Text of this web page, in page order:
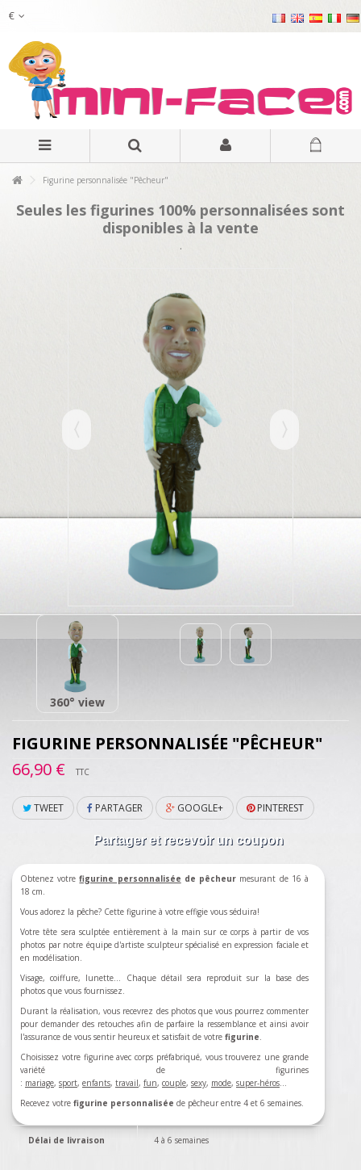
€
Figurine personnalisée "Pêcheur"
Seules les figurines 100% personnalisées sont
disponibles à la vente
.
360° view
FIGURINE PERSONNALISÉE "PÊCHEUR"
66,90 €
TTC
TWEET PARTAGER GOOGLE+ PINTEREST
Partager et recevoir un coupon
Obtenez votrefigurine personnalisée de pêcheur mesurant de 16 à
18 cm.
Vous adorez la pêche? Cette figurine à votre effigie vous séduira!
Votre tête sera sculptée entièrement à la main sur ce corps à partir de vos
photos par notre équipe d'artiste sculpteur spécialisé en expression faciale et
en modélisation.
Visage, coiffure, lunette... Chaque détail sera reproduit sur la base des
photos que vous fournissez.
Durant la réalisation, vous recevrez des photos que vous pourrez commenter
pour demander des retouches afin de parfaire la ressemblance et ainsi avoir
l'assurance de vous sentir heureux et satisfait de votre figurine.
Choisissez votre figurine avec corps préfabriqué, vous trouverez une grande
variété de figurines
: mariage, sport, enfants, travail, fun, couple, sexy, mode, super-héros…
Recevez votre figurine personnalisée de pêcheur entre 4 et 6 semaines.
Délai de livraison 4 à 6 semaines